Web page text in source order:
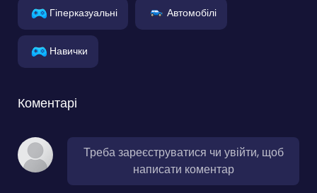
Гіперказуальні Автомобілі
Навички
Коментарі
Треба зареєструватися чи увійти, щоб
написати коментар